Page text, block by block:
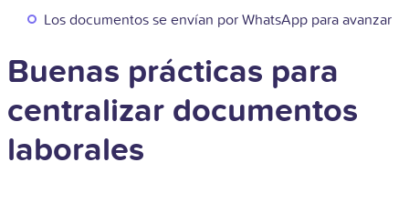
Los documentos se envían por WhatsApp para avanzar
Buenas prácticas para
centralizar documentos
laborales